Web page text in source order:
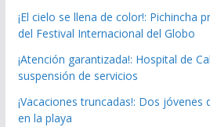
¡El cielo se llena de color!: Pichincha
del Festival Internacional del Globo
¡Atención garantizada!: Hospital de
suspensión de servicios
¡Vacaciones truncadas!: Dos jóvenes
en la playa